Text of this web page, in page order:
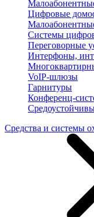
Цифровые
Системы
Переговорные
Интерфоны,
VoIP-шлюзы
Гарнитуры
Конференц-
Средства и системы